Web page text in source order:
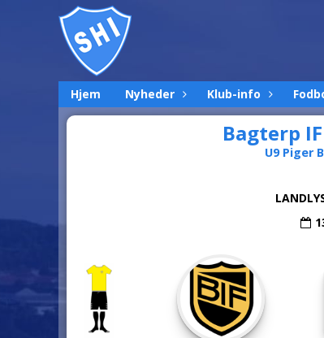
Hjem Nyheder Klub-info
Bagterp
U9 Piger